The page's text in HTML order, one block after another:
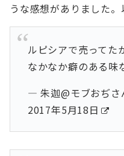
うな感想がありました
ルピシアで売ってた
なかなか癖のある味
— 朱迦@モブおぢ
2017年5月18日